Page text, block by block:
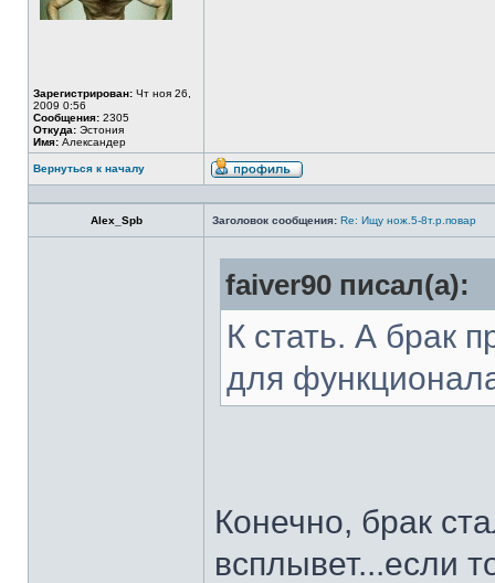
Зарегистрирован: Чт ноя 26,
2009 0:56
Сообщения: 2305
Откуда: Эстония
Имя: Александер
Вернуться к началу
Alex_Spb Заголовок сообщения: Re: Ищу нож.5-8т.р.повар
faiver90 писал(а):
К стать. А брак
для
Конечно, брак
всплывет...если